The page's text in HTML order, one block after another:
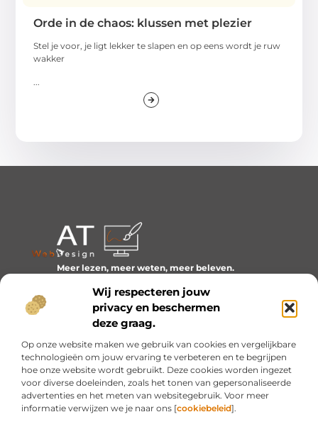
Wij respecteren jouw
privacy en beschermen
deze graag.
Op onze website maken we gebruik van cookies en vergelijkbare
technologieën om jouw ervaring te verbeteren en te begrijpen
hoe onze website wordt gebruikt. Deze cookies worden ingezet
voor diverse doeleinden, zoals het tonen van gepersonaliseerde
advertenties en het meten van websitegebruik. Voor meer
informatie verwijzen we je naar ons [cookiebeleid].
Orde in de chaos: klussen met plezier
Stel je voor, je ligt lekker te slapen en op eens wordt je ruw
wakker
Meer lezen, meer weten, meer beleven.
het dagelijks leven boeiend maakt.
Bericht categorie
Onze informatie